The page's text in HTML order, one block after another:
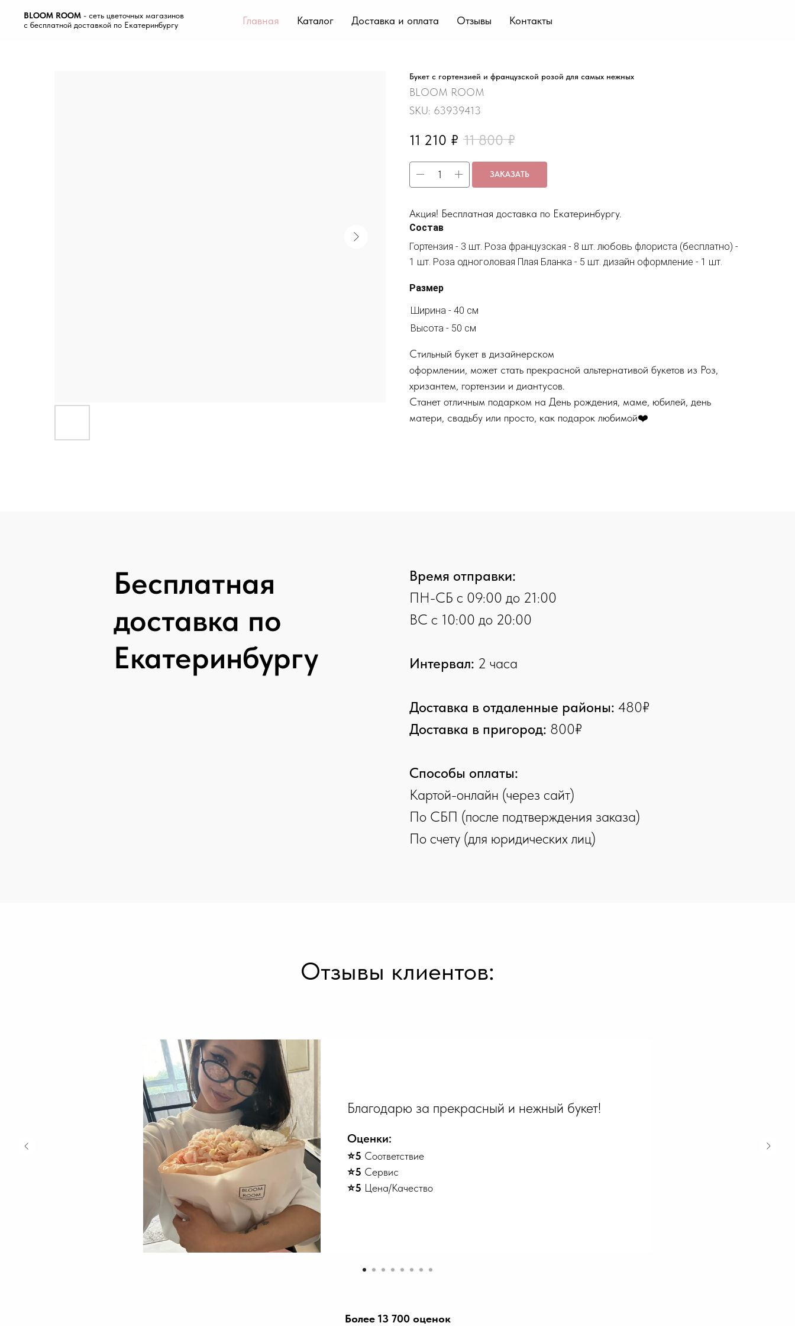
BLOOM ROOM - сеть цветочных магазинов
с бесплатной доставкой по Екатеринбургу
Главная Каталог Доставка и оплата Отзывы Контакты
Букет с гортензией и французской розой для самых нежных
BLOOM ROOM
SKU: 63939413
11 210 ₽ 11 800 ₽
ЗАКАЗАТЬ
Акция! Бесплатная доставка по Екатеринбургу.
Состав
Гортензия - 3 шт. Роза французская - 8 шт. любовь флориста (бесплатно) -
1 шт. Роза одноголовая Плая Бланка - 5 шт. дизайн оформление - 1 шт.
Размер
Ширина - 40 см
Высота - 50 см
Стильный букет в дизайнерском
оформлении, может стать прекрасной альтернативой букетов из Роз,
хризантем, гортензии и диантусов.
Станет отличным подарком на День рождения, маме, юбилей, день
матери, свадьбу или просто, как подарок любимой❤️
Бесплатная
доставка по
Екатеринбургу
Время отправки:
ПН-СБ с 09:00 до 21:00
ВС с 10:00 до 20:00
Интервал: 2 часа
Доставка в отдаленные районы: 480₽
Доставка в пригород: 800₽
Способы оплаты:
Картой-онлайн (через сайт)
По СБП (после подтверждения заказа)
По счету (для юридических лиц)
Отзывы клиентов:
Благодарю за прекрасный и нежный букет!
Оценки:
⭐️5 Соответствие
⭐️5 Сервис
⭐️5 Цена/Качество
Более 13 700 оценок